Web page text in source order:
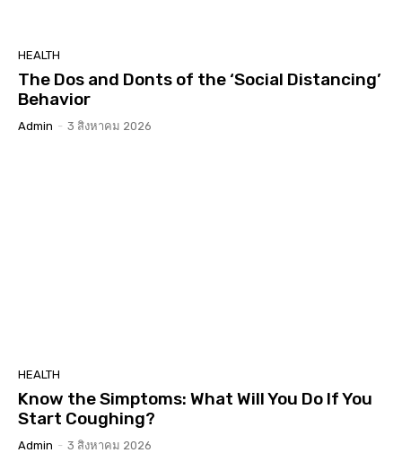
HEALTH
The Dos and Donts of the ‘Social Distancing’
Behavior
Admin - 3 สิงหาคม 2026
HEALTH
Know the Simptoms: What Will You Do If You
Start Coughing?
Admin - 3 สิงหาคม 2026